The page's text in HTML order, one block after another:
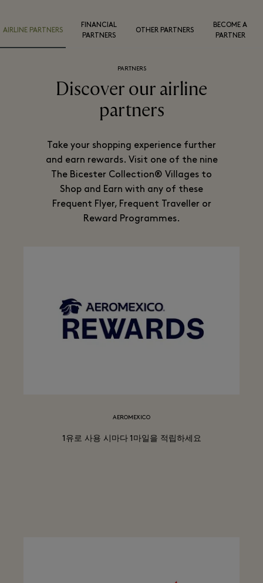
AIRLINE PARTNERS
FINANCIAL
PARTNERS
OTHER PARTNERS
BECOME A
PARTNER
PARTNERS
Discover our airline
partners
Take your shopping experience further
and earn rewards. Visit one of the nine
The Bicester Collection® Villages to
Shop and Earn with any of these
Frequent Flyer, Frequent Traveller or
Reward Programmes.
AEROMEXICO
1유로 사용 시마다 1마일을 적립하세요